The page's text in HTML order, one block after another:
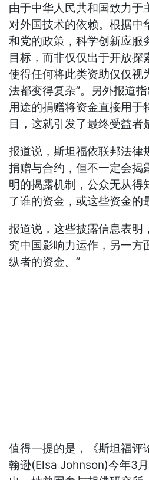
由于中华人民共和国致力于
对外国技术的依赖。根据中
和党的政策，科学创新应服
目标，而非仅仅出于开放探
使得任何将此类资助仅仅视
法都变得复杂”。另外报道
用途的捐赠将资金直接用于
目，这就引发了最终受益者
报道说，斯坦福依联邦法律
捐赠与合约，但不一定会揭
明的揭露机制，公众无从得
了谁的资金，或这些资金的
报道说，这些披露信息表明
究中国影响力运作，另一方
纵者的资金。”
值得一提的是，《斯坦福评
翰逊(Elsa Johnson)今年3